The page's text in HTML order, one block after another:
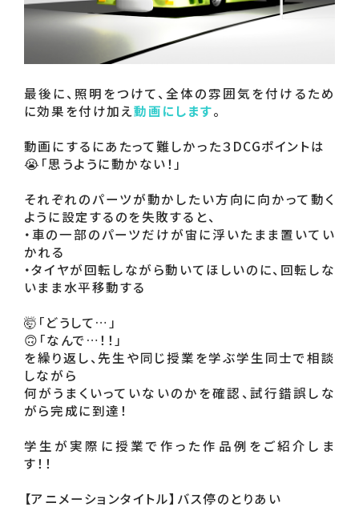
最後に、照明をつけて、全体の雰囲気を付けるため
に効果を付け加え動画にします。
動画にするにあたって難しかった３DCGポイントは
😭「思うように動かない！」
それぞれのパーツが動かしたい方向に向かって動く
ように設定するのを失敗すると、
・車の一部のパーツだけが宙に浮いたまま置いてい
かれる
・タイヤが回転しながら動いてほしいのに、回転しな
いまま水平移動する
🤯「どうして…」
🙃「なんで…！！」
を繰り返し、先生や同じ授業を学ぶ学生同士で相談
しながら
何がうまくいっていないのかを確認、試行錯誤しな
がら完成に到達！
学生が実際に授業で作った作品例をご紹介しま
す！！
【アニメーションタイトル】バス停のとりあい